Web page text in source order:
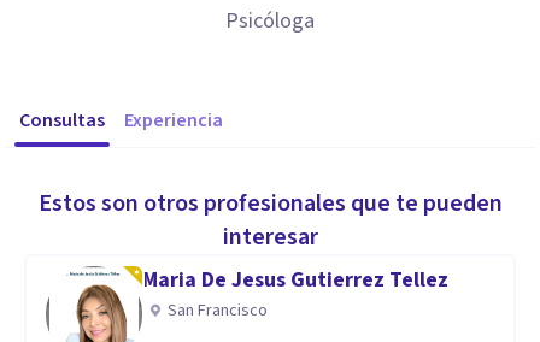
Psicóloga
Consultas Experiencia
Estos son otros profesionales que te pueden
interesar
Maria De Jesus Gutierrez Tellez
San Francisco